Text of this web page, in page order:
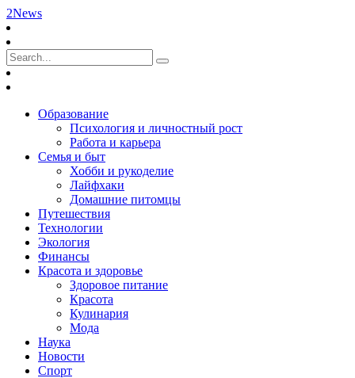
2News
Образование
Психология и личностный рост
Работа и карьера
Семья и быт
Хобби и рукоделие
Лайфхаки
Домашние питомцы
Путешествия
Технологии
Экология
Финансы
Красота и здоровье
Здоровое питание
Красота
Кулинария
Мода
Наука
Новости
Спорт